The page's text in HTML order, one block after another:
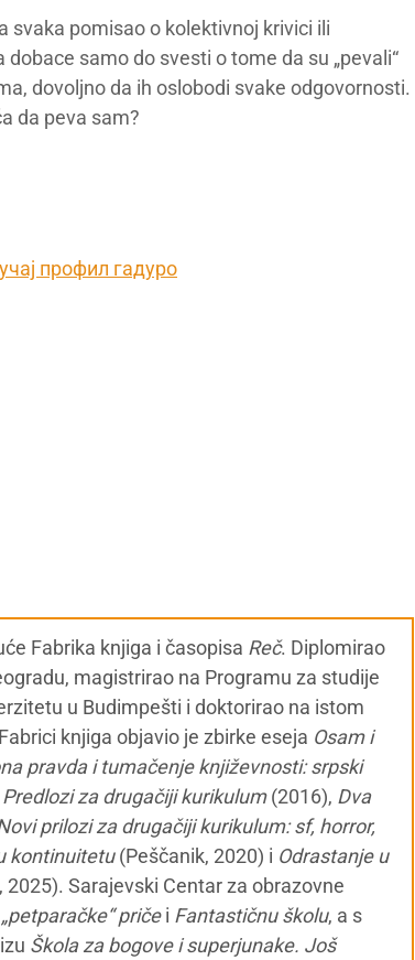
svaka pomisao o kolektivnoj krivici ili
samo do svesti o tome da su „pevali“
dovoljno da ih oslobodi svake odgovornosti.
da peva sam?
профил гадуро
Fabrika knjiga i časopisa Reč. Diplomirao
magistrirao na Programu za studije
u Budimpešti i doktorirao na istom
knjiga objavio je zbirke eseja Osam i
pravda i tumačenje književnosti: srpski
za drugačiji kurikulum(2016), Dva
prilozi za drugačiji kurikulum: sf, horror,
kontinuitetu(Peščanik, 2020) i Odrastanje u
2025). Sarajevski Centar za obrazovne
pričei Fantastičnu školu, a s
Škola za bogove i superjunake. Još